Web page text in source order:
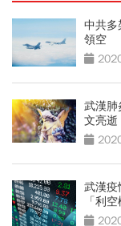
中共
領空
武漢肺
文亮逝
的你
武漢疫
「利